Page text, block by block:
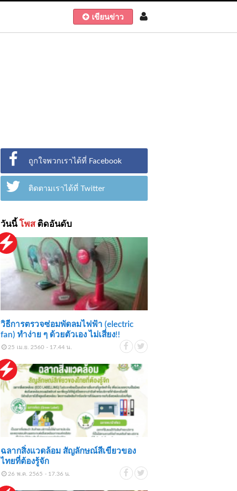
เขียนข่าว
ถูกใจพวกเราได้ที่ Facebook
ติดตามเราได้ที่ Twitter
วันนี้ โพสติดอันดับ
วิธีการตรวจซ่อมพัดลมไฟฟ้า (electric
fan) ทำง่าย ๆ ด้วยตัวเอง ไม่เสี่ยง!!
25 เม.ย. 2560 - 17.44 น.
ฉลากสิ่งแวดล้อม สัญลักษณ์สีเขียวของ
ไทยที่ต้องรู้จัก
26 พ.ค. 2565 - 17.36 น.